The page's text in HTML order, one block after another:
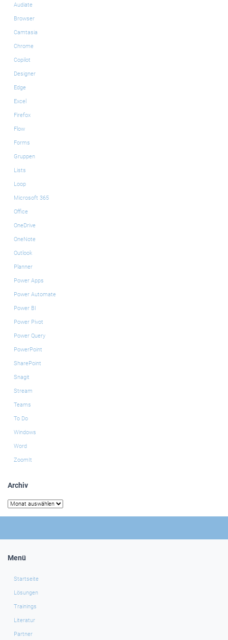
Audiate
Browser
Camtasia
Chrome
Copilot
Designer
Edge
Excel
Firefox
Flow
Forms
Gruppen
Lists
Loop
Microsoft 365
Office
OneDrive
OneNote
Outlook
Planner
Power Apps
Power Automate
Power BI
Power Pivot
Power Query
PowerPoint
SharePoint
Snagit
Stream
Teams
To Do
Windows
Word
ZoomIt
Archiv
Archiv
Menü
Startseite
Lösungen
Trainings
Literatur
Partner